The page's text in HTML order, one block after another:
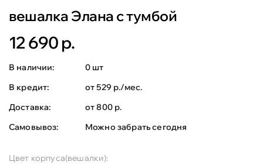
вешалка Элана с тумбой
12 690 р.
В наличии:
0 шт
В кредит:
от 529 р./мес.
Доставка:
от 800 р.
Самовывоз:
Можно забрать сегодня
Цвет корпуса(вешалки):